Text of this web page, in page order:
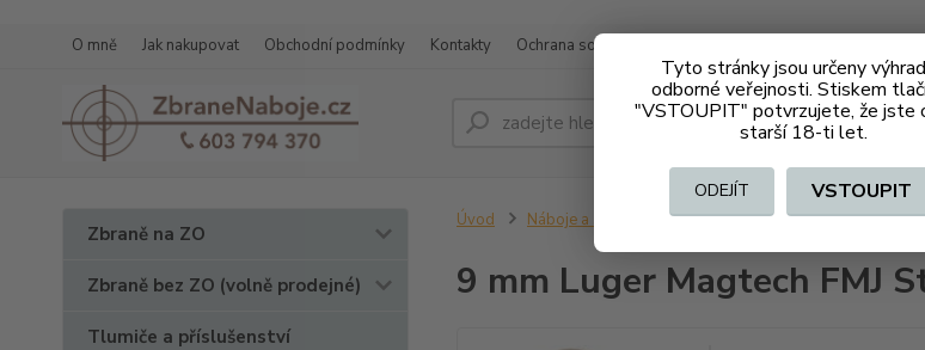
Tyto stránky jsou určeny
odborné veřejnosti. Stiskem
"VSTOUPIT" potvrzujete, že jste
starší 18-ti let.
ODEJÍT VSTOUPIT
O mně Jak nakupovat Obchodní podmínky Kontakty Ochrana soukromí
Hledat
Zbraně na ZO
Zbraně bez ZO (volně prodejné)
Tlumiče a příslušenství
Úvod Náboje a střelivo na ZO Pistolové, revolverové
9 mm Luger Magtech FMJ